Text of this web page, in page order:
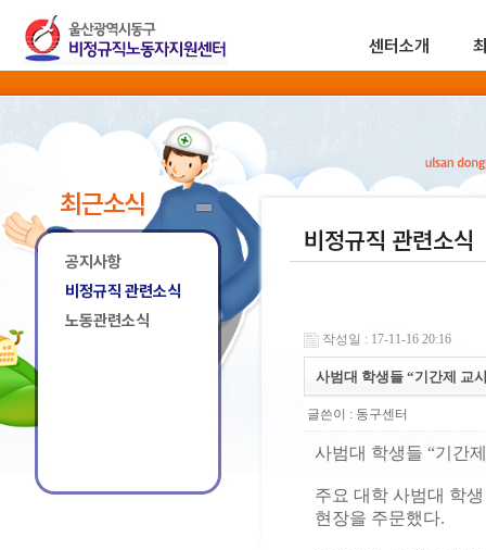
센터소개
최근소식
공지사항
비정규직 관련소식
노동관련소식
비정규직 관련소식
작성일 : 17-11-16 20:16
사범대 학생들 “기간제 교
글쓴이 : 동구센터
사범대 학생들 “기간
주요 대학 사범대 학
현장을 주문했다.